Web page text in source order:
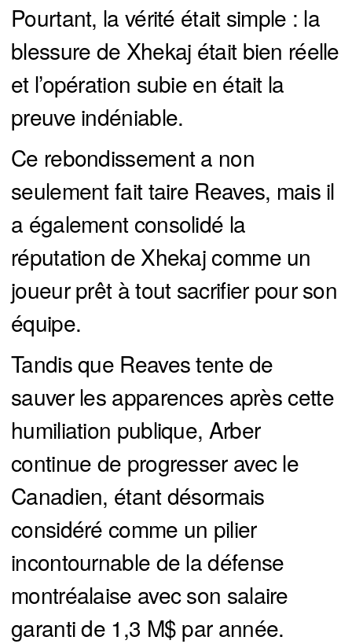
Pourtant, la vérité était simple : la
blessure de Xhekaj était bien réelle
et l’opération subie en était la
preuve indéniable.
Ce rebondissement a non
seulement fait taire Reaves, mais il
a également consolidé la
réputation de Xhekaj comme un
joueur prêt à tout sacrifier pour son
équipe.
Tandis que Reaves tente de
sauver les apparences après cette
humiliation publique, Arber
continue de progresser avec le
Canadien, étant désormais
considéré comme un pilier
incontournable de la défense
montréalaise avec son salaire
garanti de 1,3 M$ par année.